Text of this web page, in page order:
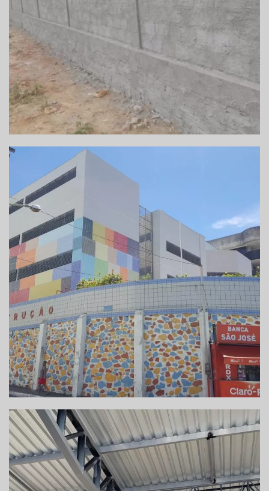
CONSTRUÇÃO DE MURO EM BOM DESPACHO
REFORMA DA FACHADA DA ESCOLA PINGO DE
GENTE